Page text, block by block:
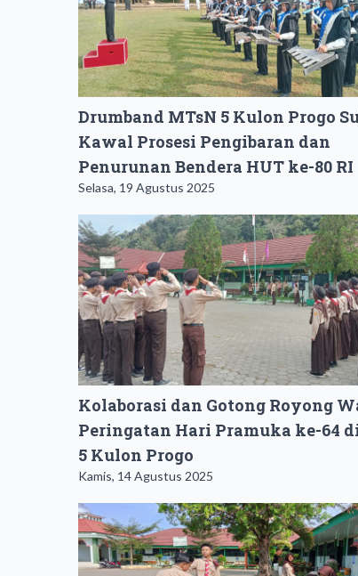
Drumband MTsN 5 Kulon Progo
Kawal Prosesi Pengibaran dan
Penurunan Bendera HUT ke-80 RI
Selasa, 19 Agustus 2025
Kolaborasi dan Gotong Royong
Peringatan Hari Pramuka ke-64
5 Kulon Progo
Kamis, 14 Agustus 2025